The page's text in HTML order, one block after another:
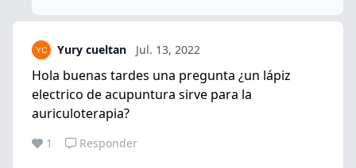
Yury cueltan Jul. 13, 2022
Hola buenas tardes una pregunta ¿un lápiz
electrico de acupuntura sirve para la
auriculoterapia?
1 Responder